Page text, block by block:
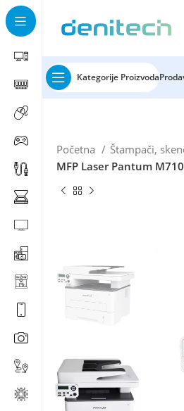
Kategorije Proizvoda
Početna Štampači,
MFP Laser Pantum